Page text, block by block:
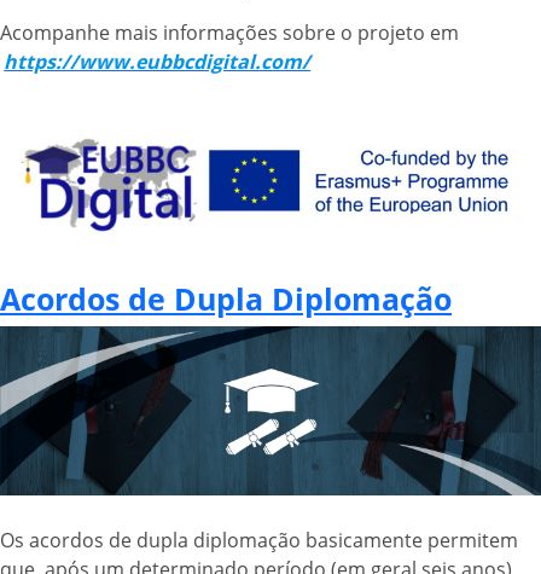
Acompanhe mais informações sobre o projeto em
https://www.eubbcdigital.com/
Acordos de Dupla Diplomação
Os acordos de dupla diplomação basicamente permitem